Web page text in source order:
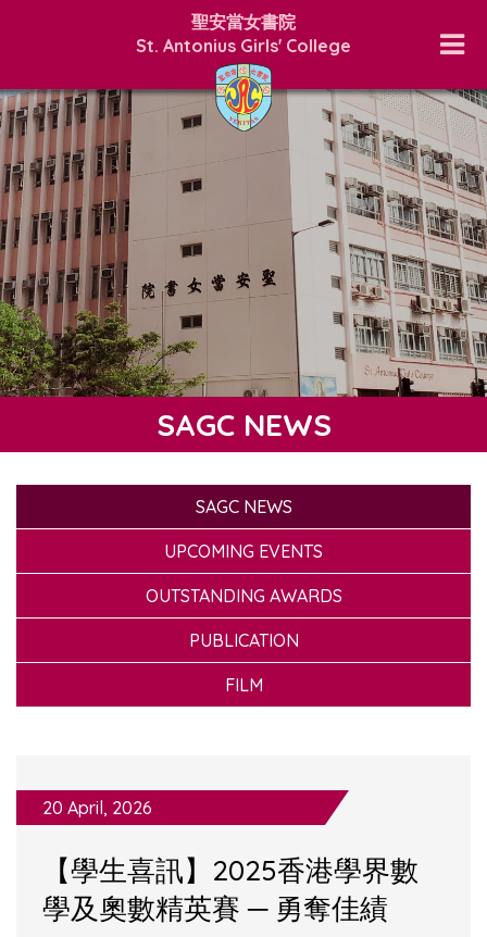
聖安當女書院
St. Antonius Girls' College
SAGC NEWS
SAGC NEWS
UPCOMING EVENTS
OUTSTANDING AWARDS
PUBLICATION
FILM
20 April, 2026
【學生喜訊】2025香港學界數
學及奧數精英賽 ─ 勇奪佳績